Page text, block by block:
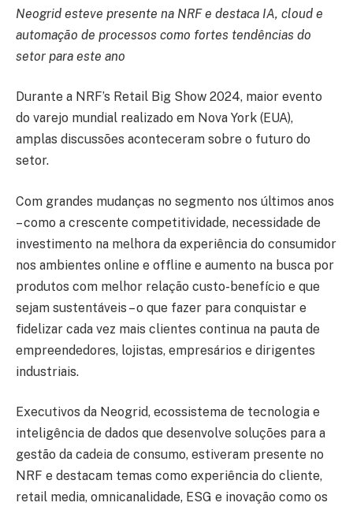
Neogrid esteve presente na NRF e destaca IA, cloud e
automação de processos como fortes tendências do
setor para este ano
Durante a NRF’s Retail Big Show 2024, maior evento
do varejo mundial realizado em Nova York (EUA),
amplas discussões aconteceram sobre o futuro do
setor.
Com grandes mudanças no segmento nos últimos anos
– como a crescente competitividade, necessidade de
investimento na melhora da experiência do consumidor
nos ambientes online e offline e aumento na busca por
produtos com melhor relação custo-benefício e que
sejam sustentáveis – o que fazer para conquistar e
fidelizar cada vez mais clientes continua na pauta de
empreendedores, lojistas, empresários e dirigentes
industriais.
Executivos da Neogrid, ecossistema de tecnologia e
inteligência de dados que desenvolve soluções para a
gestão da cadeia de consumo, estiveram presente no
NRF e destacam temas como experiência do cliente,
retail media, omnicanalidade, ESG e inovação como os